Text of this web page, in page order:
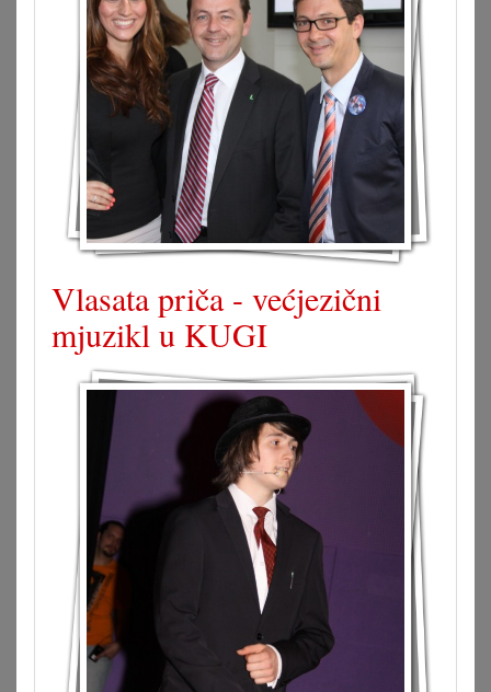
Vlasata priča - većjezični
mjuzikl u KUGI